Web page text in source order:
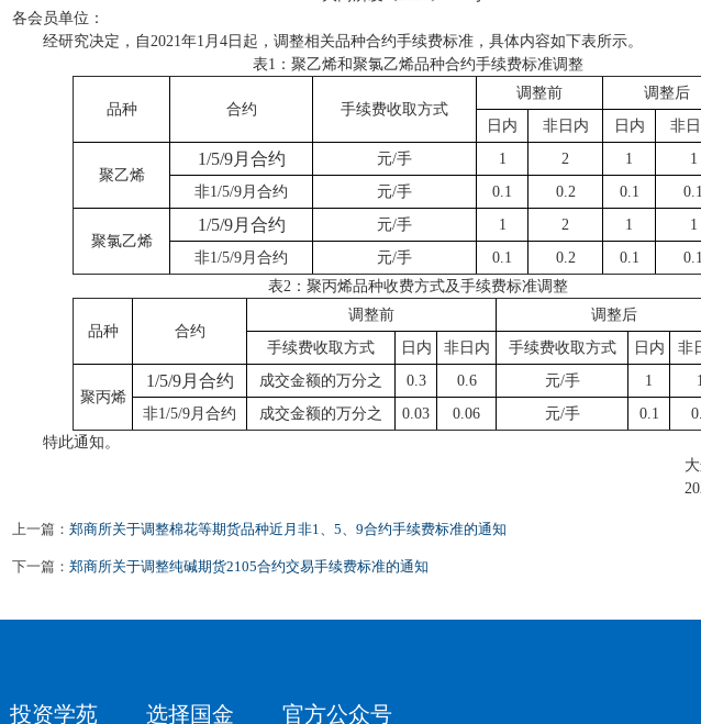
各会员单位：
经研究决定，自2021年1月4日起，调整相关品种合约手续费标准，具体内容如下表所示。
表1：聚乙烯和聚氯乙烯品种合约手续费标准调整
品种 合约 手续费收取方式
调整前
调整后
日内
非日内 日内 非
聚乙烯
1/5/9月合约 元/手 1 2 1
1
非1/5/9月合约
元/手 0.1 0.2 0.1 0.1
聚氯乙烯
1/5/9月合约 元/手 1 2 1
1
非1/5/9月合约
元/手 0.1 0.2 0.1
0.1
表2：聚丙烯品种收费方式及手续费标准调整
品种 合约
调整前
调整后
手续费收取方式
日内 非日内 手续费收取方式 日内 非
聚丙烯
1/5/9月合约 成交金额的万分之 0.3 0.6 元/手 1
非1/5/9月合约
成交金额的万分之 0.03 0.06 元/手 0.1
特此通知。
上一篇： 郑商所关于调整棉花等期货品种近月非1、5、9合约手续费标准的通知
下一篇： 郑商所关于调整纯碱期货2105合约交易手续费标准的通知
投资学苑 选择国金 官方公众号